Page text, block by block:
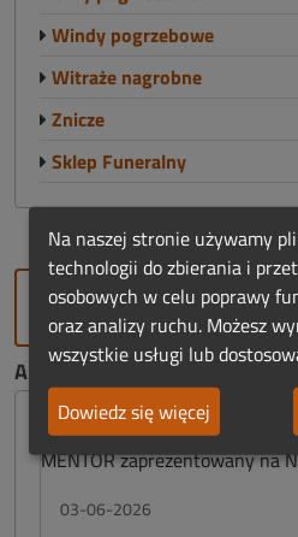
Windy pogrzebowe
Witraże nagrobne
Znicze
Sklep Funeralny
DODAJ
AKTUALNOŚCI FUNERALNE:
03-06-2026
Na naszej stronie używamy
technologii do zbierania i
osobowych w celu poprawy
oraz analizy ruchu. Możesz
wszystkie usługi lub
Dowiedz się więcej